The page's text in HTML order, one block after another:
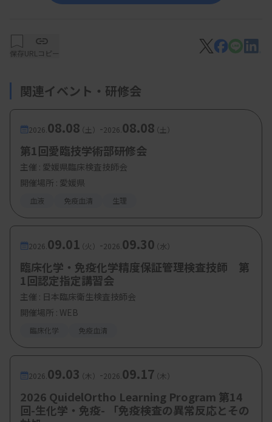
保存URLコピー
関連イベント・研修会
2026. 08.08（土） -2026. 08.08（土）
第1回愛臨技学術部研修会
主催 : 愛媛県臨床検査技師会
開催場所 : 愛媛県
血液 免疫血清 生理
2026. 09.01（火） -2026. 09.30（水）
臨床化学・免疫化学精度保証管理検査技師 第
1回認定指定講習会
主催 : 日本臨床衛生検査技師会
開催場所 : WEB
臨床化学 免疫血清
2026. 09.03（木） -2026. 09.17（木）
2026 QuidelOrtho Learning Program 第14
回-生化学・免疫- 「免疫検査の異常反応とその